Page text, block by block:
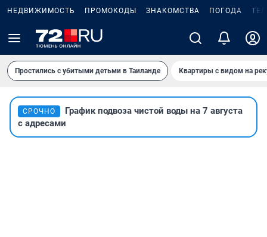
НЕДВИЖИМОСТЬ ПРОМОКОДЫ ЗНАКОМСТВА ПОГОДА
Простились с убитыми детьми в Таиланде Квартиры с видом на
СРОЧНО
График подвоза чистой воды на 7 августа
с адресами